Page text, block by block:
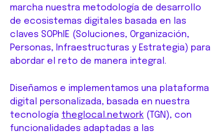
marcha nuestra metodología de desarrollo
de ecosistemas digitales basada en las
claves SOPhIE (Soluciones, Organización,
Personas, Infraestructuras y Estrategia) para
abordar el reto de manera integral.
Diseñamos e implementamos una plataforma
digital personalizada, basada en nuestra
tecnología theglocal.network (TGN), con
funcionalidades adaptadas a las